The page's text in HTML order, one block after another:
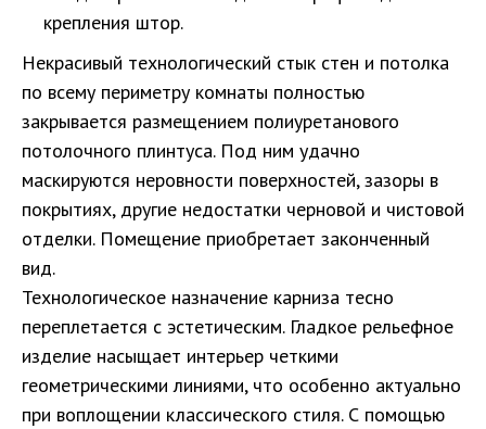
крепления штор.
Некрасивый технологический стык стен и потолка
по всему периметру комнаты полностью
закрывается размещением полиуретанового
потолочного плинтуса. Под ним удачно
маскируются неровности поверхностей, зазоры в
покрытиях, другие недостатки черновой и чистовой
отделки. Помещение приобретает законченный
вид.
Технологическое назначение карниза тесно
переплетается с эстетическим. Гладкое рельефное
изделие насыщает интерьер четкими
геометрическими линиями, что особенно актуально
при воплощении классического стиля. С помощью